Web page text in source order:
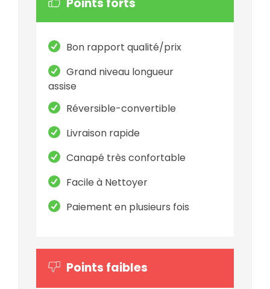
Points forts
Bon rapport qualité/prix
Grand niveau longueur
assise
Réversible-convertible
Livraison rapide
Canapé très confortable
Facile à Nettoyer
Paiement en plusieurs fois
Points faibles